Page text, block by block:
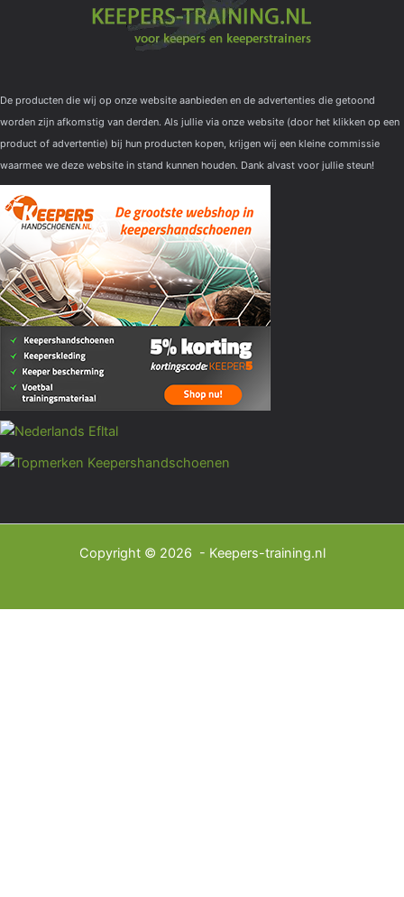
De producten die wij op onze website aanbieden en de advertenties die getoond
worden zijn afkomstig van derden. Als jullie via onze website (door het klikken op een
product of advertentie) bij hun producten kopen, krijgen wij een kleine commissie
waarmee we deze website in stand kunnen houden. Dank alvast voor jullie steun!
Copyright © 2026 - Keepers-training.nl